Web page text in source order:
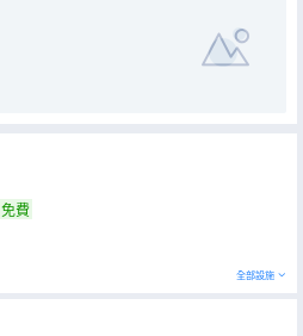
免費
全部設施